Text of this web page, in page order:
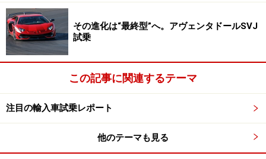
その進化は“最終型”へ。アヴェンタドールSVJ
試乗
この記事に関連するテーマ
注目の輸入車試乗レポート
他のテーマも見る